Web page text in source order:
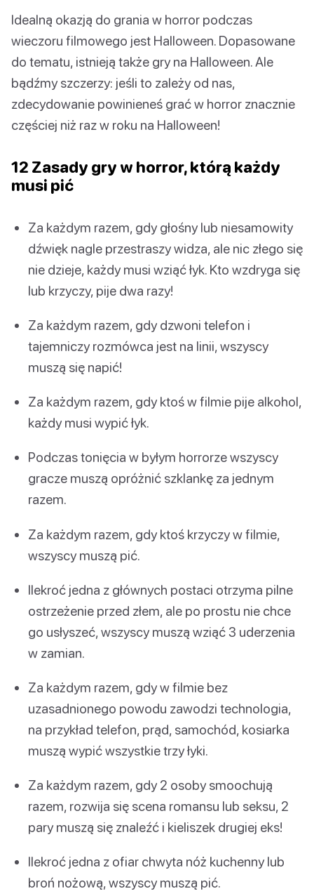
Idealną okazją do grania w horror podczas
wieczoru filmowego jest Halloween. Dopasowane
do tematu, istnieją także gry na Halloween. Ale
bądźmy szczerzy: jeśli to zależy od nas,
zdecydowanie powinieneś grać w horror znacznie
częściej niż raz w roku na Halloween!
12 Zasady gry w horror, którą każdy
musi pić
Za każdym razem, gdy głośny lub niesamowity
dźwięk nagle przestraszy widza, ale nic złego się
nie dzieje, każdy musi wziąć łyk. Kto wzdryga się
lub krzyczy, pije dwa razy!
Za każdym razem, gdy dzwoni telefon i
tajemniczy rozmówca jest na linii, wszyscy
muszą się napić!
Za każdym razem, gdy ktoś w filmie pije alkohol,
każdy musi wypić łyk.
Podczas tonięcia w byłym horrorze wszyscy
gracze muszą opróżnić szklankę za jednym
razem.
Za każdym razem, gdy ktoś krzyczy w filmie,
wszyscy muszą pić.
Ilekroć jedna z głównych postaci otrzyma pilne
ostrzeżenie przed złem, ale po prostu nie chce
go usłyszeć, wszyscy muszą wziąć 3 uderzenia
w zamian.
Za każdym razem, gdy w filmie bez
uzasadnionego powodu zawodzi technologia,
na przykład telefon, prąd, samochód, kosiarka
muszą wypić wszystkie trzy łyki.
Za każdym razem, gdy 2 osoby smoochują
razem, rozwija się scena romansu lub seksu, 2
pary muszą się znaleźć i kieliszek drugiej eks!
Ilekroć jedna z ofiar chwyta nóż kuchenny lub
broń nożową, wszyscy muszą pić.